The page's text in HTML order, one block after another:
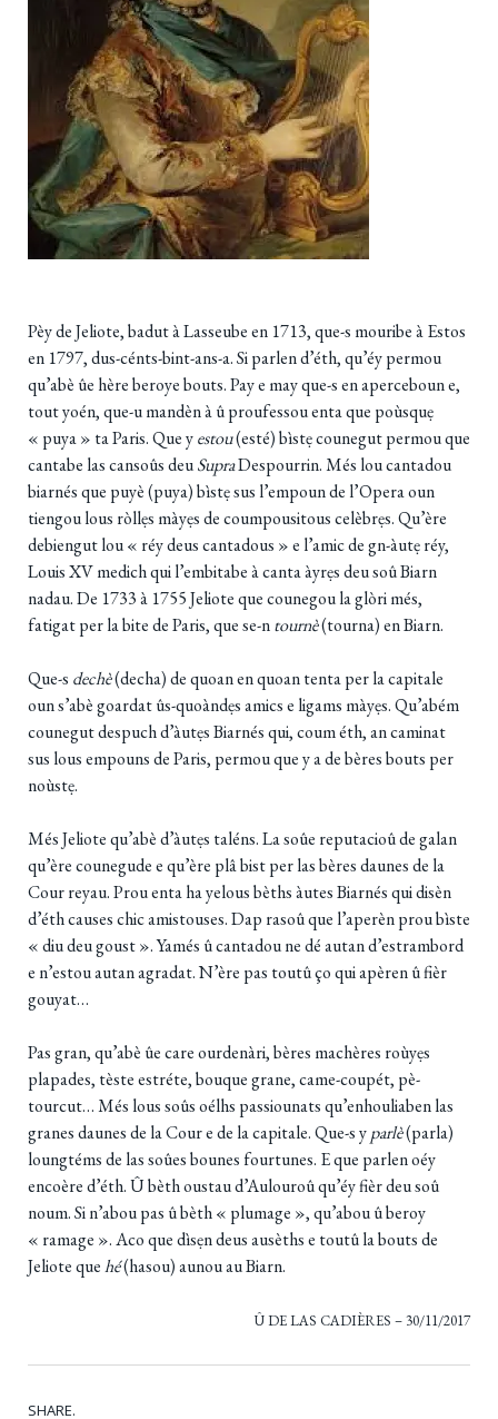
Pèy de Jeliote, badut à Lasseube en 1713, que-s mouribe à Estos
en 1797, dus-cénts-bint-ans-a. Si parlen d’éth, qu’éy permou
qu’abè ûe hère beroye bouts. Pay e may que-s en aperceboun e,
tout yoén, que-u mandèn à û proufessou enta que poùsquẹ
« puya » ta Paris. Que yestou(esté) bìstẹ counegut permou que
cantabe las cansoûs deuSupraDespourrin. Més lou cantadou
biarnés que puyè (puya) bìstẹ sus l’empoun de l’Opera oun
tiengou lous ròllẹs màyẹs de coumpousitous celèbrẹs. Qu’ère
debiengut lou « réy deus cantadous » e l’amic de gn-àutẹ réy,
Louis XV medich qui l’embitabe à canta àyrẹs deu soû Biarn
nadau. De 1733 à 1755 Jeliote que counegou la glòri més,
fatigat per la bite de Paris, que se-ntournè(tourna) en Biarn.
Que-s dechè(decha) de quoan en quoan tenta per la capitale
oun s’abè goardat ûs-quoàndẹs amics e ligams màyẹs. Qu’abém
counegut despuch d’àutẹs Biarnés qui, coum éth, an caminat
sus lous empouns de Paris, permou que y a de bères bouts per
noùstẹ.
Més Jeliote qu’abè d’àutẹs taléns. La soûe reputacioû de galan
qu’ère counegude e qu’ère plâ bist per las bères daunes de la
Cour reyau. Prou enta ha yelous bèths àutes Biarnés qui disèn
d’éth causes chic amistouses. Dap rasoû que l’aperèn prou bìste
« diu deu goust ». Yamés û cantadou ne dé autan d’estrambord
e n’estou autan agradat. N’ère pas toutû ço qui apèren û fièr
gouyat…
Pas gran, qu’abè ûe care ourdenàri, bères machères roùyẹs
plapades, tèste estréte, bouque grane, came-coupét, pè-
tourcut… Més lous soûs oélhs passiounats qu’enhouliaben las
granes daunes de la Cour e de la capitale. Que-s yparlè(parla)
loungtéms de las soûes bounes fourtunes. E que parlen oéy
encoère d’éth. Û bèth oustau d’Aulouroû qu’éy fièr deu soû
noum. Si n’abou pas û bèth « plumage », qu’abou û beroy
« ramage ». Aco que dìsẹn deus ausèths e toutû la bouts de
Jeliote quehé(hasou) aunou au Biarn.
Û DE LAS CADIÈRES – 30/11/2017
SHARE.